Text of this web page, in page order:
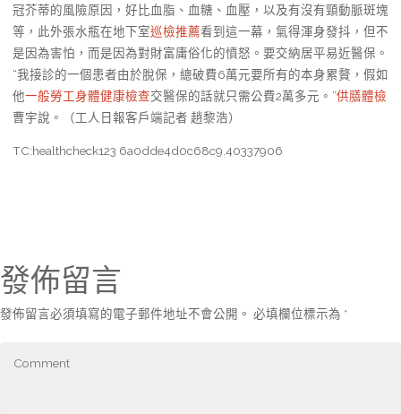
冠芥蒂的風險原因，好比血脂、血糖、血壓，以及有沒有頸動脈斑塊
等，此外張水瓶在地下室巡檢推薦看到這一幕，氣得渾身發抖，但不
是因為害怕，而是因為對財富庸俗化的憤怒。要交納居平易近醫保。
“我接診的一個患者由於脫保，總破費6萬元要所有的本身累贅，假如
他一般勞工身體健康檢查交醫保的話就只需公費2萬多元。”供膳體檢
曹宇說。（工人日報客戶端記者 趙黎浩）
TC:healthcheck123 6a0dde4d0c68c9.40337906
發佈留言
發佈留言必須填寫的電子郵件地址不會公開。 必填欄位標示為 *